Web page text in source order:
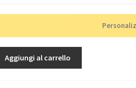
Aggiungi al carrello